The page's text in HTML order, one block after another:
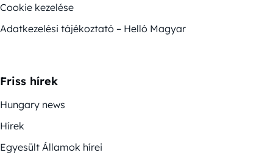
Cookie kezelése
Adatkezelési tájékoztató – Helló Magyar
Friss hírek
Hungary news
Hírek
Egyesült Államok hírei